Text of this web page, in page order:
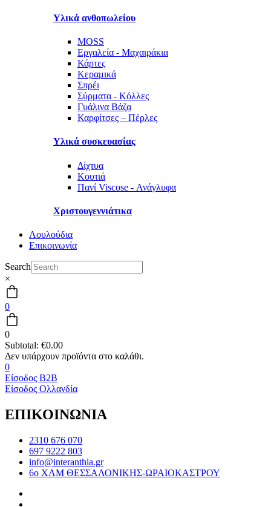
Υλικά ανθοπωλείου
MOSS
Εργαλεία - Μαχαιράκια
Κάρτες
Κεραμικά
Σπρέι
Σύρματα - Κόλλες
Γυάλινα Βάζα
Καρφίτσες – Πέρλες
Υλικά συσκευασίας
Δίχτυα
Κουτιά
Πανί Viscose - Ανάγλυφα
Χριστουγεννιάτικα
Λουλούδια
Επικοινωνία
Search
×
0
0
Subtotal: €0.00
0
Είσοδος B2B
Είσοδος Ολλανδία
ΕΠΙΚΟΙΝΩΝΙΑ
2310 676 070
697 9222 803
info@interanthia.gr
6ο ΧΛΜ ΘΕΣΣΑΛΟΝΙΚΗΣ-ΩΡΑΙΟΚΑΣΤΡΟΥ